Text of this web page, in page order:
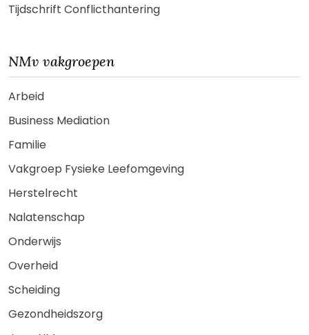
Tijdschrift Conflicthantering
NMv vakgroepen
Arbeid
Business Mediation
Familie
Vakgroep Fysieke Leefomgeving
Herstelrecht
Nalatenschap
Onderwijs
Overheid
Scheiding
Gezondheidszorg